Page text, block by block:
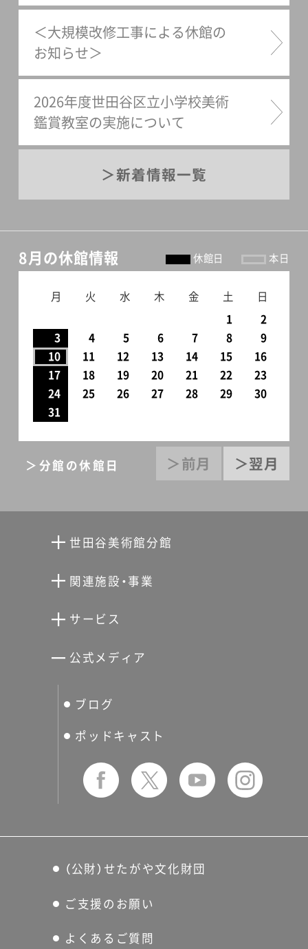
＜大規模改修工事による休館の
お知らせ＞
2026年度世田谷区立小学校美術
鑑賞教室の実施について
新着情報一覧
8月の休館情報 休館日 本日
月 火 水 木 金 土 日
1
2
3
4 5 6 7 8
9
10
11 12 13 14 15
16
17
18 19 20 21 22
23
24
25 26 27 28 29
30
31
＞前月 ＞翌月
＞分館の休館日
世田谷美術館分館
分館スケジュール
関連施設・事業
世田谷文学館
せたおん
サービス
せたがやアーツカード
友の会
公式メディア
ブログ
ポッドキャスト
（公財）せたがや文化財団
ご支援のお願い
よくあるご質問